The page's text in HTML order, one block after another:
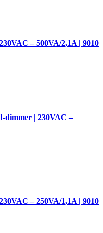
– 500VA/2,1A | 9010
dimmer | 230VAC –
– 250VA/1,1A | 9010